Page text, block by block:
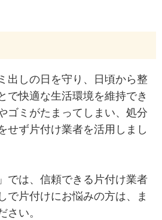
出しの日を守り、日頃から整
で快適な生活環境を維持でき
ゴミがたまってしまい、処分
せず片付け業者を活用しまし
では、信頼できる片付け業者
で片付けにお悩みの方は、ま
さい。